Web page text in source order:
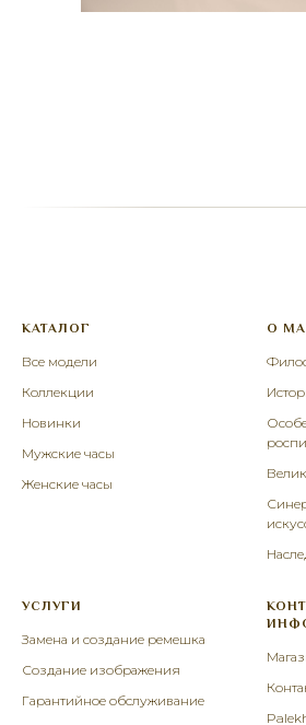
КАТАЛОГ
Все модели
Коллекции
Новинки
Мужские часы
Женские часы
О
УСЛУГИ
Замена и создание ремешка
Создание изображения
Гарантийное обслуживание